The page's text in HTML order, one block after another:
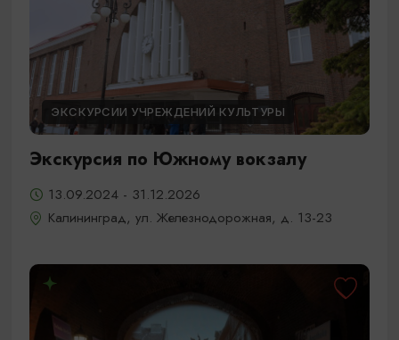
ЭКСКУРСИИ УЧРЕЖДЕНИЙ КУЛЬТУРЫ
Экскурсия по Южному вокзалу
13.09.2024 - 31.12.2026
Калининград, ул. Железнодорожная, д. 13-23